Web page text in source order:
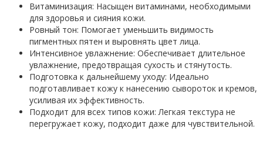
Витаминизация: Насыщен витаминами, необходимыми
для здоровья и сияния кожи.
Ровный тон: Помогает уменьшить видимость
пигментных пятен и выровнять цвет лица.
Интенсивное увлажнение: Обеспечивает длительное
увлажнение, предотвращая сухость и стянутость.
Подготовка к дальнейшему уходу: Идеально
подготавливает кожу к нанесению сывороток и кремов,
усиливая их эффективность.
Подходит для всех типов кожи: Легкая текстура не
перегружает кожу, подходит даже для чувствительной.